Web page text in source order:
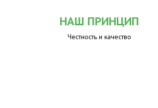
НАШ ПРИНЦИП
Честность и качество